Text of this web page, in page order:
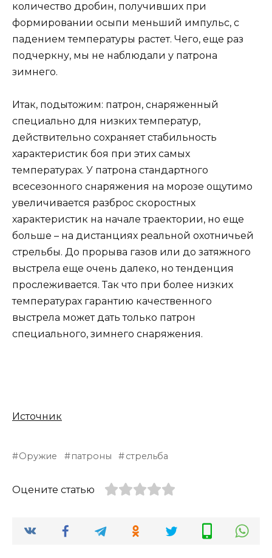
количество дробин, получивших при
формировании осыпи меньший импульс, с
падением температуры растет. Чего, еще раз
подчеркну, мы не наблюдали у патрона
зимнего.
Итак, подытожим: патрон, снаряженный
специально для низких температур,
действительно сохраняет стабильность
характеристик боя при этих самых
температурах. У патрона стандартного
всесезонного снаряжения на морозе ощутимо
увеличивается разброс скоростных
характеристик на начале траектории, но еще
больше – на дистанциях реальной охотничьей
стрельбы. До прорыва газов или до затяжного
выстрела еще очень далеко, но тенденция
прослеживается. Так что при более низких
температурах гарантию качественного
выстрела может дать только патрон
специального, зимнего снаряжения.
Источник
Оружие патроны стрельба
Оцените статью